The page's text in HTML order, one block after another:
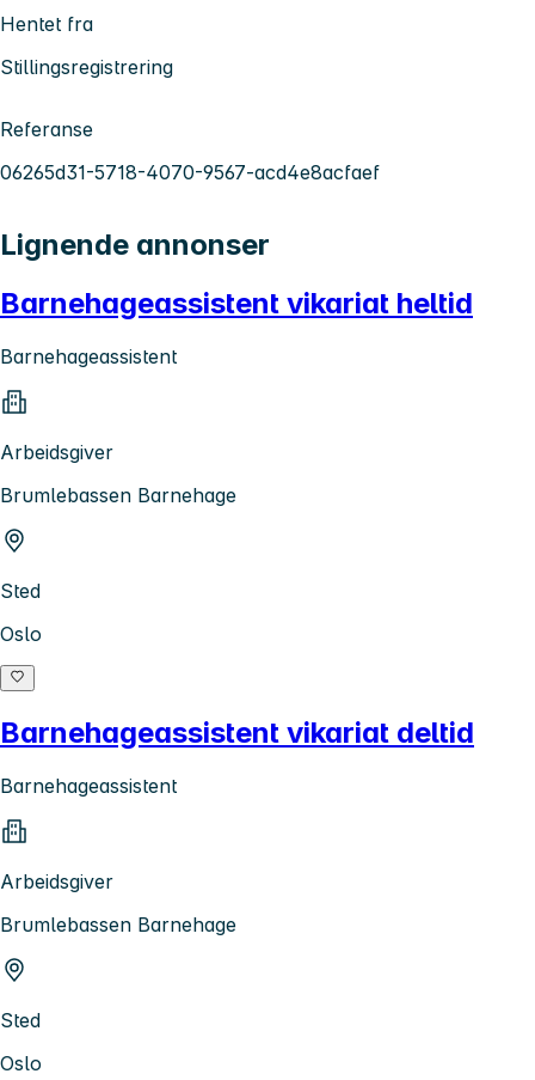
Hentet fra
Stillingsregistrering
Referanse
06265d31-5718-4070-9567-acd4e8acfaef
Lignende annonser
Barnehageassistent vikariat heltid
Barnehageassistent
Arbeidsgiver
Brumlebassen Barnehage
Sted
Oslo
Barnehageassistent vikariat deltid
Barnehageassistent
Arbeidsgiver
Brumlebassen Barnehage
Sted
Oslo